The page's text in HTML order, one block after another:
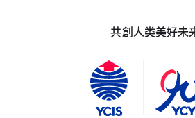
共創人类美好未